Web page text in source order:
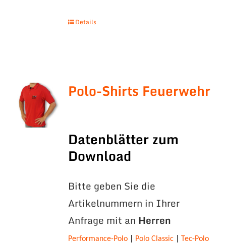
Details
Polo-Shirts Feuerwehr
Datenblätter zum
Download
Bitte geben Sie die
Artikelnummern in Ihrer
Anfrage mit an Herren
Performance-Polo| Polo Classic| Tec-Polo